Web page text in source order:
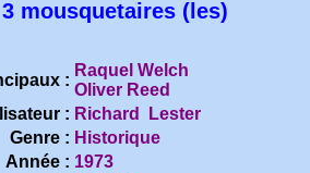
3 mousquetaires (les)
:
Raquel Welch
Oliver Reed
: Richard Lester
Genre : Historique
Année : 1973